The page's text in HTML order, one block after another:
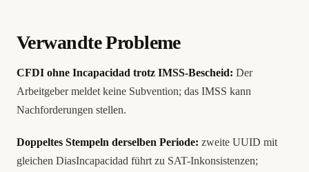
Verwandte Probleme
CFDI ohne Incapacidad trotz IMSS-Bescheid: Der
Arbeitgeber meldet keine Subvention; das IMSS kann
Nachforderungen stellen.
Doppeltes Stempeln derselben Periode: zweite UUID mit
gleichen DiasIncapacidad führt zu SAT-Inkonsistenzen;